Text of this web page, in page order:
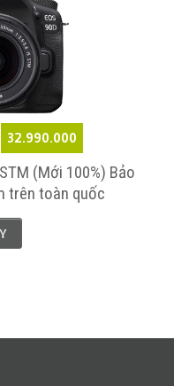
32.990.000
(Mới 100%) Bảo
trên toàn quốc